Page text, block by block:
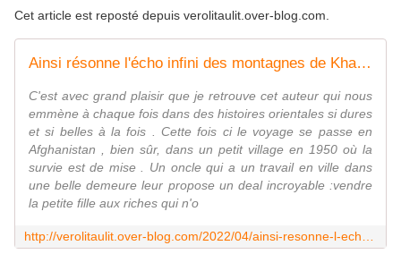
Cet article est reposté depuis verolitaulit.over-blog.com
Ainsi résonne l'écho infini des montagnes de Khaled Hosseini ( éditions 10/18)
C'est avec grand plaisir que je retrouve cet auteur qui nous
emmène à chaque fois dans des histoires orientales si dures
et si belles à la fois . Cette fois ci le voyage se passe en
Afghanistan , bien sûr, dans un petit village en 1950 où la
survie est de mise . Un oncle qui a un travail en ville dans
une belle demeure leur propose un deal incroyable :vendre
la petite fille aux riches qui n'o